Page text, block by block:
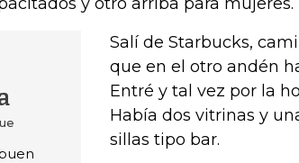
Salí de Starbucks,
que en el otro andén
Entré y tal vez por la
Había dos vitrinas y
sillas tipo bar.